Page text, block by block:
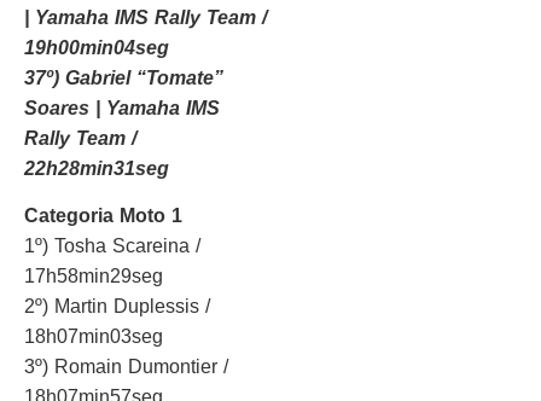
| Yamaha IMS Rally Team /
19h00min04seg
37º) Gabriel “Tomate”
Soares | Yamaha IMS
Rally Team /
22h28min31seg
Categoria Moto 1
1º) Tosha Scareina /
17h58min29seg
2º) Martin Duplessis /
18h07min03seg
3º) Romain Dumontier /